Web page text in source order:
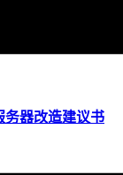
务器改造建议书